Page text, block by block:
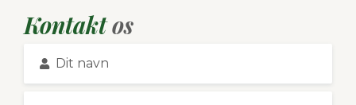
Kontaktos